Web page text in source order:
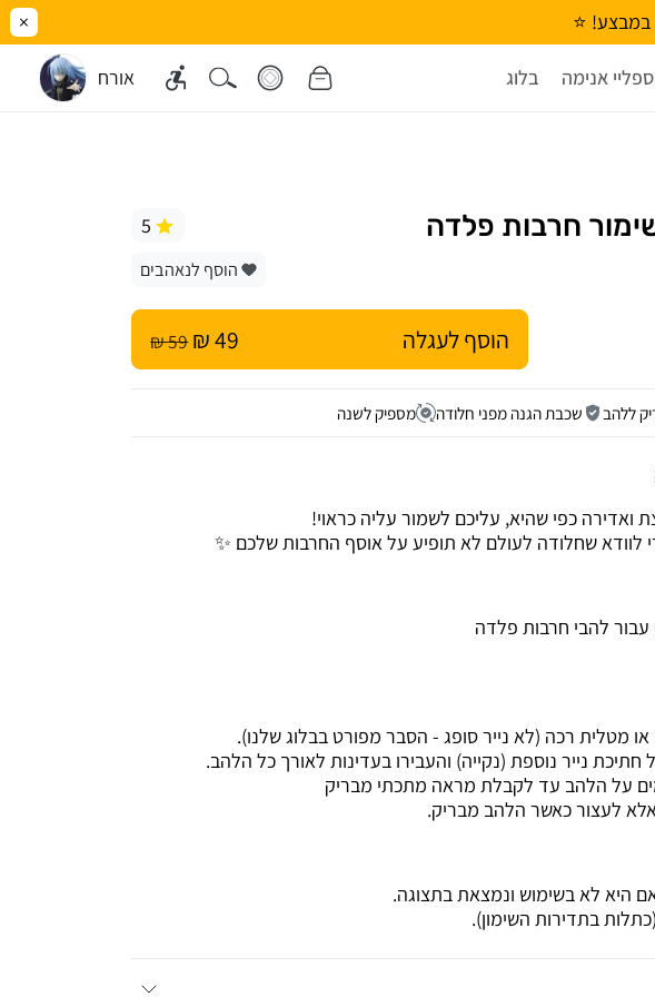
×
אנימה בלוג אורח
חרבות פלדה 5
הוסף לנאהבים
הוסף לעגלה 49 ₪
59 ₪
ללהב שכבת הגנה מפני חלודה מספיק לשנה
כפי שהיא, עליכם לשמור עליה כראוי!
לוודא שחלודה לעולם לא תופיע על אוסף החרבות שלכם ✨
להבי חרבות פלדה
מטלית רכה (לא נייר סופג - הסבר מפורט בבלוג שלנו).
נייר נוספת (נקייה) והעבירו בעדינות לאורך כל הלהב.
על הלהב עד לקבלת מראה מתכתי מבריק
לעצור כאשר הלהב מבריק.
היא לא בשימוש ונמצאת בתצוגה.
בתדירות השימון).